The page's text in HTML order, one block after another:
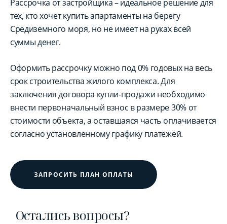
Рассрочка от застройщика – идеальное решение для
тех, кто хочет купить апартаменты на берегу
Средиземного моря, но не имеет на руках всей
суммы денег.
Оформить рассрочку можно под 0% годовых на весь
срок строительства жилого комплекса. Для
заключения договора купли-продажи необходимо
внести первоначальный взнос в размере 30% от
стоимости объекта, а оставшаяся часть оплачивается
согласно установленному графику платежей.
ЗАПРОСИТЬ ПЛАН ОПЛАТЫ
Остались вопросы?